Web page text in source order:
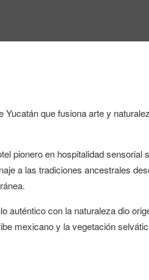
Yucatán que fusiona arte y
pionero en hospitalidad sensorial
a las tradiciones ancestrales
auténtico con la naturaleza dio
mexicano y la vegetación